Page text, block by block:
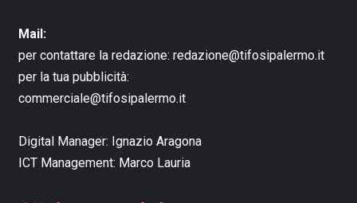
Mail:
per contattare la redazione: redazione@tifosipalermo.it
per la tua pubblicità:
commerciale@tifosipalermo.it
Digital Manager: Ignazio Aragona
ICT Management: Marco Lauria